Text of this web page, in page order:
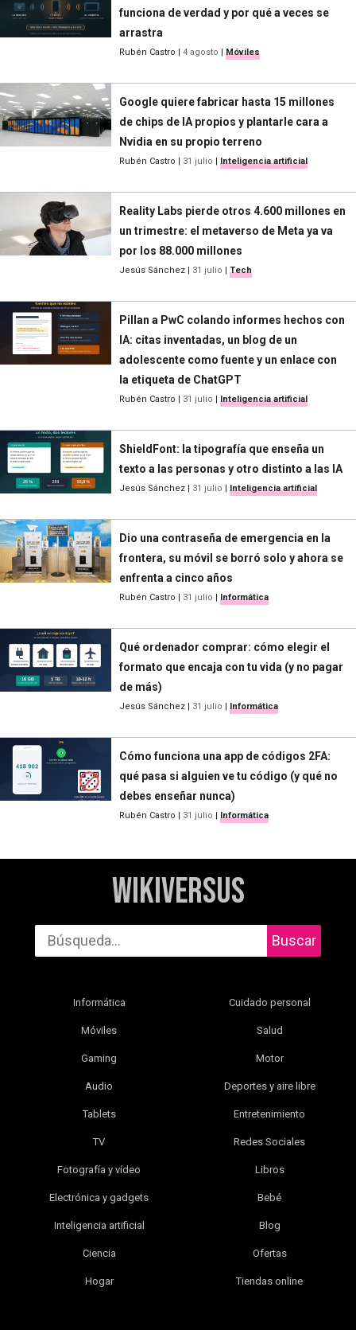
funciona de verdad y por qué a veces se
arrastra
Rubén Castro | 4 agosto | Móviles
Google quiere fabricar hasta 15 millones
de chips de IA propios y plantarle cara a
Nvidia en su propio terreno
Rubén Castro | 31 julio | Inteligencia artificial
Reality Labs pierde otros 4.600 millones en
un trimestre: el metaverso de Meta ya va
por los 88.000 millones
Jesús Sánchez | 31 julio | Tech
Pillan a PwC colando informes hechos con
IA: citas inventadas, un blog de un
adolescente como fuente y un enlace con
la etiqueta de ChatGPT
Rubén Castro | 31 julio | Inteligencia artificial
ShieldFont: la tipografía que enseña un
texto a las personas y otro distinto a las IA
Jesús Sánchez | 31 julio | Inteligencia artificial
Dio una contraseña de emergencia en la
frontera, su móvil se borró solo y ahora se
enfrenta a cinco años
Rubén Castro | 31 julio | Informática
Qué ordenador comprar: cómo elegir el
formato que encaja con tu vida (y no pagar
de más)
Jesús Sánchez | 31 julio | Informática
Cómo funciona una app de códigos 2FA:
qué pasa si alguien ve tu código (y qué no
debes enseñar nunca)
Rubén Castro | 31 julio | Informática
WikiVersus
Buscar
Informática
Móviles
Gaming
Audio
Tablets
TV
Fotografía y vídeo
Electrónica y gadgets
Inteligencia artificial
Ciencia
Hogar
Cuidado personal
Salud
Motor
Deportes y aire libre
Entretenimiento
Redes Sociales
Libros
Bebé
Blog
Ofertas
Tiendas online